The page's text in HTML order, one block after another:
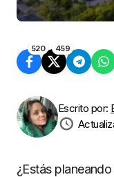
520 459
Escrito por:
¿Estás